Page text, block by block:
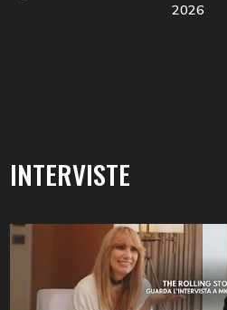
2026
INTERVISTE